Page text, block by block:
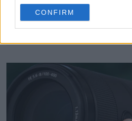
use your data for below specified
consent section.
CONFIRM